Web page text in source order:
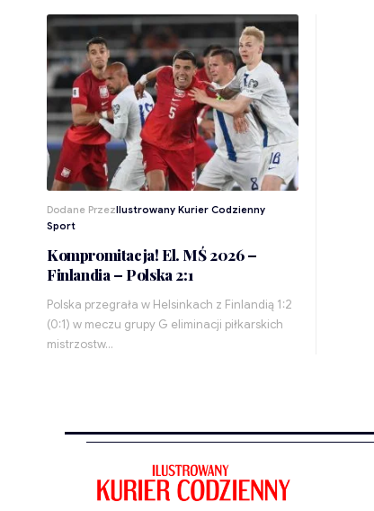
Dodane PrzezIlustrowany Kurier Codzienny
Sport
Kompromitacja! El. MŚ 2026 –
Finlandia – Polska 2:1
Polska przegrała w Helsinkach z Finlandią 1:2
(0:1) w meczu grupy G eliminacji piłkarskich
mistrzostw…